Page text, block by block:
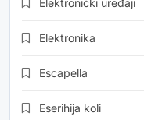
Elektronika
Escapella
Eserihija koli